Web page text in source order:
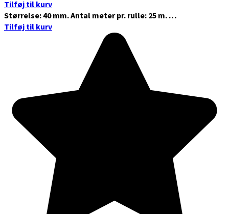
Tilføj til kurv
Størrelse: 40 mm. Antal meter pr. rulle: 25 m. …
Tilføj til kurv